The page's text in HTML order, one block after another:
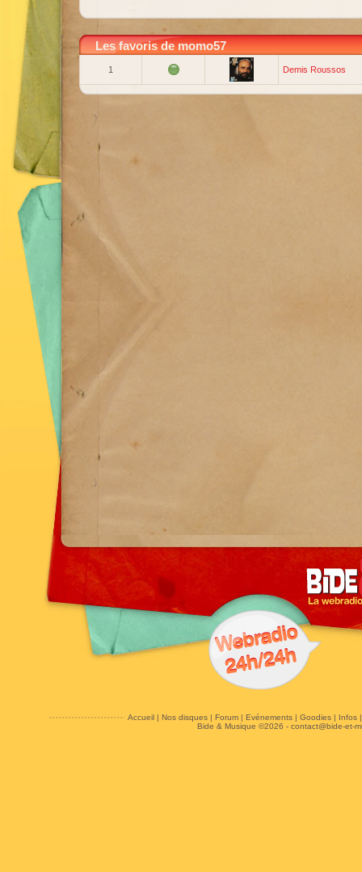
Les favoris de momo57
1 Demis Roussos
Accueil| Nos disques| Forum| Evénements| Goodies| Infos
Bide & Musique ©2026 - contact@bide-et-